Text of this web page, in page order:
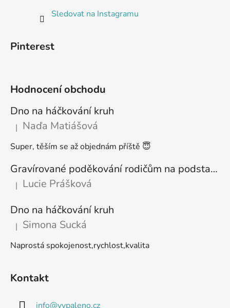
Sledovat na Instagramu
Pinterest
Hodnocení obchodu
Dno na háčkování kruh
Hodnocení produktu je 5 z 5 hvězdiček.
| Naďa Matiášová
Super, těším se až objednám příště 😇
Gravírované poděkování rodičům na podstavci
Hodnocení produktu je 5 z 5 hvězdiček.
| Lucie Prášková
Dno na háčkování kruh
Hodnocení produktu je 5 z 5 hvězdiček.
| Simona Sucká
Naprostá spokojenost,rychlost,kvalita
Kontakt
info@vypaleno.cz